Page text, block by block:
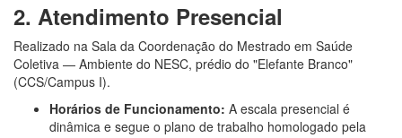
2. Atendimento Presencial
Realizado na Sala da Coordenação do Mestrado em Saúde
Coletiva — Ambiente do NESC, prédio do "Elefante Branco"
(CCS/Campus I).
Horários de Funcionamento: A escala presencial é
dinâmica e segue o plano de trabalho homologado pela